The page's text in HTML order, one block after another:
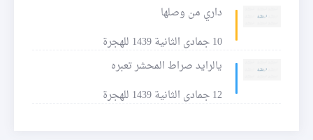
داري من وصلها
10 جمادى الثانية 1439 للهجرة
يالرايد صراط المحشر تعبره
12 جمادى الثانية 1439 للهجرة